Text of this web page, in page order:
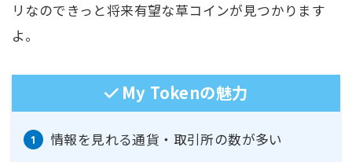
リなのできっと将来有望な草コインが見つかります
よ。
My Tokenの魅力
情報を見れる通貨・取引所の数が多い